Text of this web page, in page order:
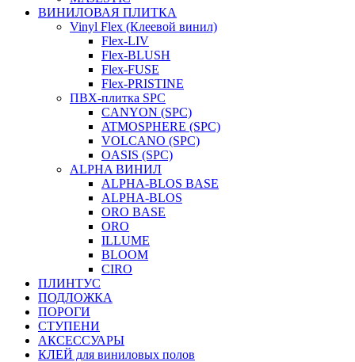
ВИНИЛОВАЯ ПЛИТКА
Vinyl Flex (Клеевой винил)
Flex-LIV
Flex-BLUSH
Flex-FUSE
Flex-PRISTINE
ПВХ-плитка SPC
CANYON (SPC)
ATMOSPHERE (SPC)
VOLCANO (SPC)
OASIS (SPC)
ALPHA ВИНИЛ
ALPHA-BLOS BASE
ALPHA-BLOS
ORO BASE
ORO
ILLUME
BLOOM
CIRO
ПЛИНТУС
ПОДЛОЖКА
ПОРОГИ
СТУПЕНИ
АКСЕССУАРЫ
КЛЕЙ для виниловых полов